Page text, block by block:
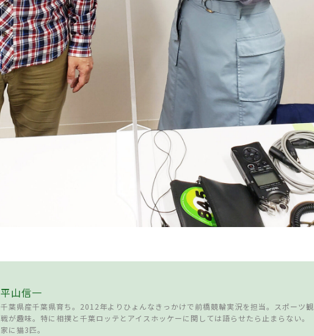
平山信一
千葉県産千葉県育ち。2012年よりひょんなきっかけで前橋競輪実況を担当。スポーツ観
戦が趣味。特に相撲と千葉ロッテとアイスホッケーに関しては語らせたら止まらない。
家に猫3匹。